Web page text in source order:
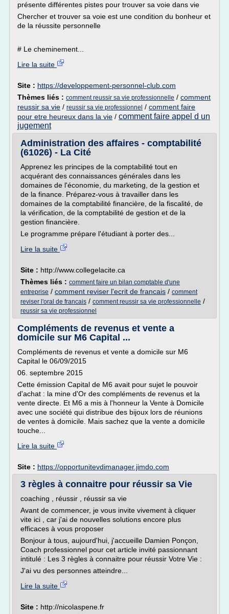
présente différentes pistes pour trouver sa voie dans vie
Chercher et trouver sa voie est une condition du bonheur et
de la réussite personnelle
# Le cheminement...
Lire la suite
Site : https://developpement-personnel-club.com
Thèmes liés : comment reussir sa vie professionnelle / comment
reussir sa vie / reussir sa vie professionnel / comment faire
pour etre heureux dans la vie / comment faire appel d un
jugement
Administration des affaires - comptabilité
(61026) - La Cité
Apprenez les principes de la comptabilité tout en
acquérant des connaissances générales dans les
domaines de l'économie, du marketing, de la gestion et
de la finance. Préparez-vous à travailler dans les
domaines de la comptabilité financière, de la fiscalité, de
la vérification, de la comptabilité de gestion et de la
gestion financière.
Le programme prépare l'étudiant à porter des...
Lire la suite
Site : http://www.collegelacite.ca
Thèmes liés : comment faire un bilan comptable d'une
entreprise / comment reviser l'ecrit de francais / comment
reviser l'oral de francais / comment reussir sa vie professionnelle /
reussir sa vie professionnel
Compléments de revenus et vente a
domicile sur M6 Capital ...
Compléments de revenus et vente a domicile sur M6
Capital le 06/09/2015
06. septembre 2015
Cette émission Capital de M6 avait pour sujet le pouvoir
d'achat : la mine d'Or des compléments de revenus et la
vente directe. Et M6 a mis à l'honneur la Vente à Domicile
avec une société qui distribue des bijoux lors de réunions
de ventes à domicile. Mais sachez que la vente a domicile
touche...
Lire la suite
Site : https://opportunitevdimanager.jimdo.com
3 règles à connaitre pour réussir sa Vie
coaching , réussir , réussir sa vie
Avant de commencer, je vous invite vivement à cliquer
vite ici , car j'ai de nouvelles solutions encore plus
efficaces à vous proposer
Bonjour à tous, aujourd'hui, j'accueille Damien Ponçon,
Coach professionnel pour cet article invité passionnant
intitulé : Les 3 règles à connaitre pour réussir Votre Vie :
J'ai vu des personnes atteindre...
Lire la suite
Site : http://nicolaspene.fr